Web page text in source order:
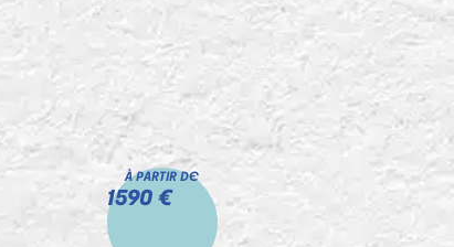
À PARTIR DE
1590 €